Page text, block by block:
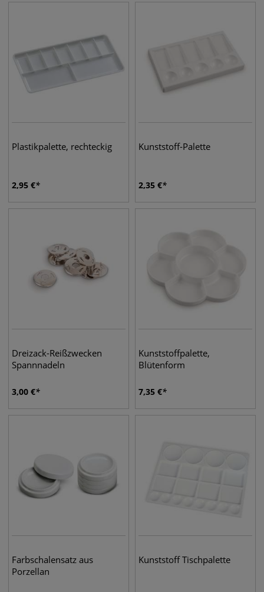
Plastikpalette, rechteckig
2,95 €
Kunststoff-Palette
2,35 €
Dreizack-Reißzwecken
Spannnadeln
3,00 €
Kunststoffpalette,
Blütenform
7,35 €
Farbschalensatz aus
Porzellan
Kunststoff Tischpalette